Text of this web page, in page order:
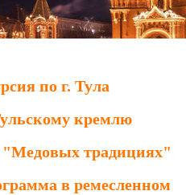
по г. Тула
кремлю
"Медовых традициях"
в ремесленном